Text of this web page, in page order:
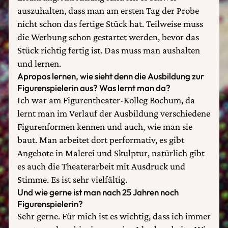
auszuhalten, dass man am ersten Tag der Probe
nicht schon das fertige Stück hat. Teilweise muss
die Werbung schon gestartet werden, bevor das
Stück richtig fertig ist. Das muss man aushalten
und lernen.
Apropos lernen, wie sieht denn die Ausbildung zur
Figurenspielerin aus? Was lernt man da?
Ich war am Figurentheater-Kolleg Bochum, da
lernt man im Verlauf der Ausbildung verschiedene
Figurenformen kennen und auch, wie man sie
baut. Man arbeitet dort performativ, es gibt
Angebote in Malerei und Skulptur, natürlich gibt
es auch die Theaterarbeit mit Ausdruck und
Stimme. Es ist sehr vielfältig.
Und wie gerne ist man nach 25 Jahren noch
Figurenspielerin?
Sehr gerne. Für mich ist es wichtig, dass ich immer